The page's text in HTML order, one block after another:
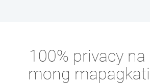
100% privacy
mong